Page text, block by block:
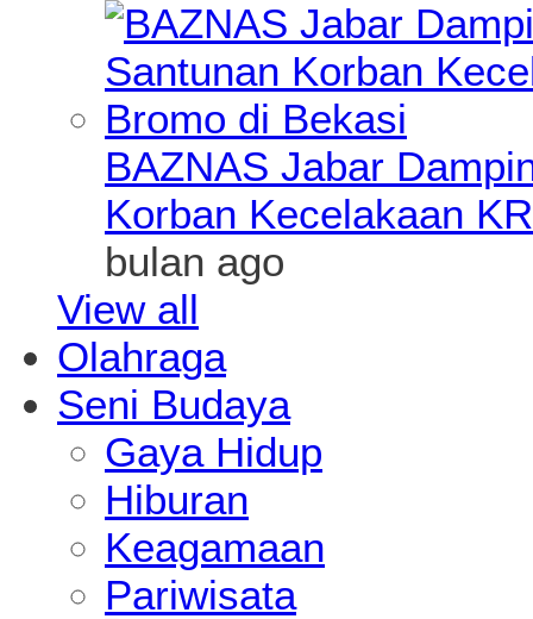
BAZNAS Jabar
Korban Kecelakaan
bulan ago
View all
Olahraga
Seni Budaya
Gaya Hidup
Hiburan
Keagamaan
Pariwisata